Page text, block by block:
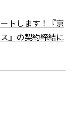
トします！『京
』の契約締結に